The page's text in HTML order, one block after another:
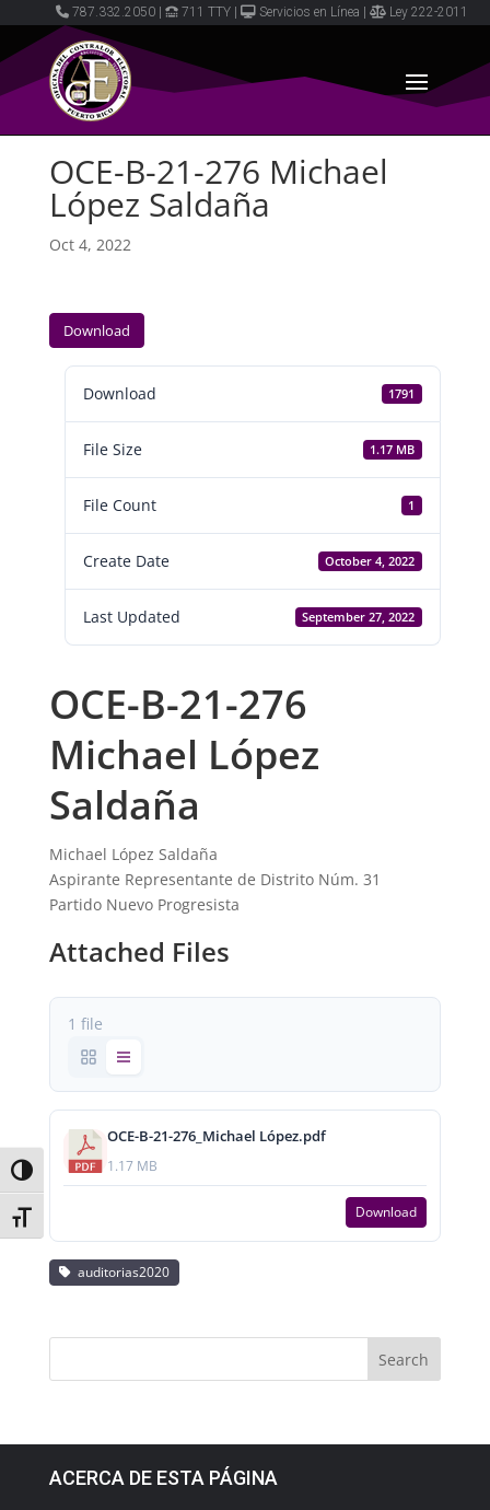
Toggle High Contrast
Toggle Font size
787.332.2050 711 TTY Servicios en Línea Ley 222-2011
OCE-B-21-276 Michael
López Saldaña
Oct 4, 2022
Download
Download 1791
File Size 1.17 MB
File Count 1
Create Date October 4, 2022
Last Updated September 27, 2022
OCE-B-21-276
Michael López
Saldaña
Michael López Saldaña
Aspirante Representante de Distrito Núm. 31
Partido Nuevo Progresista
Attached Files
1 file
OCE-B-21-276_Michael López.pdf
1.17 MB
Download
auditorias2020
ACERCA DE ESTA PÁGINA